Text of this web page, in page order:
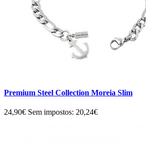
Premium Steel Collection Moreia Slim
24,90€ Sem impostos: 20,24€